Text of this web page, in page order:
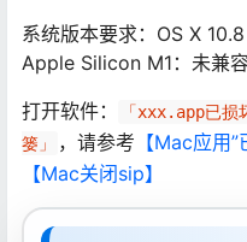
系统版本要求：OS X 10.8
Apple Silicon M1：未兼
打开软件：
「xxx.app已损
篓」
，请参考 【Mac应用
【Mac关闭sip】